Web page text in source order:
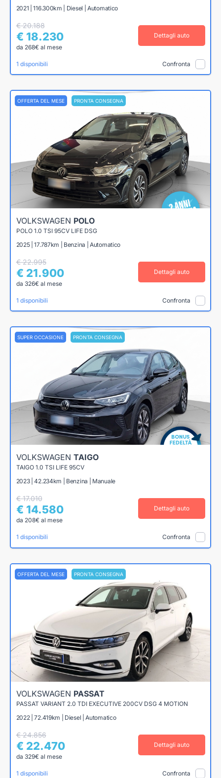
2021 | 116.300km | Diesel | Automatico
€ 20.188
€ 18.230
da 268€ al mese
Dettagli auto
1 disponibili Confronta
OFFERTA DEL MESE PRONTA CONSEGNA
VOLKSWAGEN POLO
POLO 1.0 TSI 95CV LIFE DSG
2025 | 17.787km | Benzina | Automatico
€ 22.995
€ 21.900
da 326€ al mese
Dettagli auto
1 disponibili Confronta
SUPER OCCASIONE PRONTA CONSEGNA
VOLKSWAGEN TAIGO
TAIGO 1.0 TSI LIFE 95CV
2023 | 42.234km | Benzina | Manuale
€ 17.010
€ 14.580
da 208€ al mese
Dettagli auto
1 disponibili Confronta
OFFERTA DEL MESE PRONTA CONSEGNA
VOLKSWAGEN PASSAT
PASSAT VARIANT 2.0 TDI EXECUTIVE 200CV DSG 4 MOTION
2022 | 72.419km | Diesel | Automatico
€ 24.856
€ 22.470
da 329€ al mese
Dettagli auto
1 disponibili Confronta